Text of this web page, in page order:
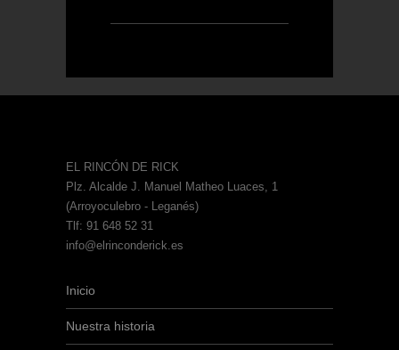
EL RINCÓN DE RICK
Plz. Alcalde J. Manuel Matheo Luaces, 1
(Arroyoculebro - Leganés)
Tlf: 91 648 52 31
info@elrinconderick.es
Inicio
Nuestra historia